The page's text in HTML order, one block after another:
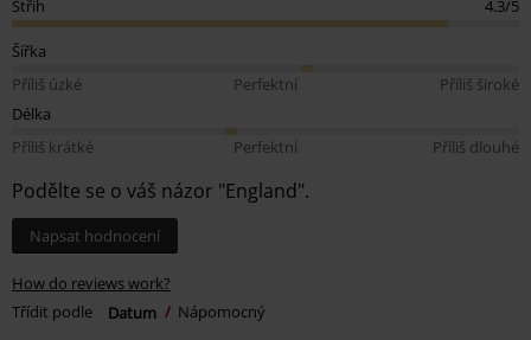
Střih 4.3/5
Šířka
Příliš úzké
Perfektní
Příliš široké
Délka
Příliš krátké
Perfektní Příliš dlouhé
Podělte se o váš názor "England".
Napsat hodnocení
How do reviews work?
Třídit podle
Datum Nápomocný